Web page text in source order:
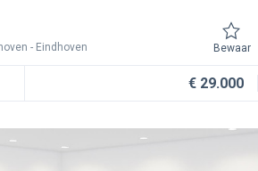
Eindhoven Bewaar
€ 29.000